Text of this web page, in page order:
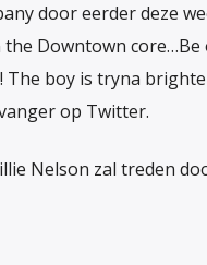
door eerder deze
the Downtown
The boy is tryna
op Twitter.
Nelson zal treden